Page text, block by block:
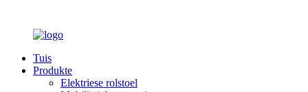
Tuis
Produkte
Elektriese rolstoel